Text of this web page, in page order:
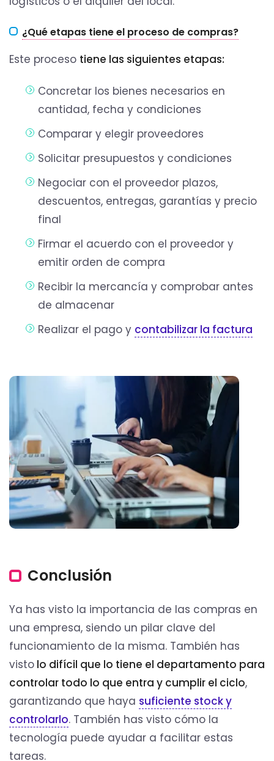
¿Qué etapas tiene el proceso de compras?
Este proceso tiene las siguientes etapas:
Concretar los bienes necesarios en
cantidad, fecha y condiciones
Comparar y elegir proveedores
Solicitar presupuestos y condiciones
Negociar con el proveedor plazos,
descuentos, entregas, garantías y precio
final
Firmar el acuerdo con el proveedor y
emitir orden de compra
Recibir la mercancía y comprobar antes
de almacenar
Realizar el pago y contabilizar la factura
Conclusión
Ya has visto la importancia de las compras en
una empresa, siendo un pilar clave del
funcionamiento de la misma. También has
visto lo difícil que lo tiene el departamento para
controlar todo lo que entra y cumplir el ciclo,
garantizando que haya suficiente stock y
controlarlo. También has visto cómo la
tecnología puede ayudar a facilitar estas
tareas.